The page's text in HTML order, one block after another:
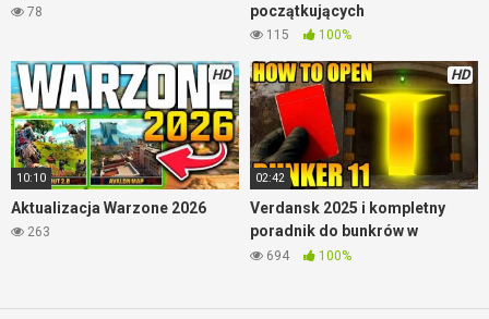
78
początkujących
115 100%
HD
10:10
Aktualizacja Warzone 2026
263
HD
02:42
Verdansk 2025 i kompletny
poradnik do bunkrów w
Warzone
694 100%